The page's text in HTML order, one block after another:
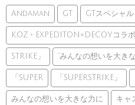
Andaman GT GTスペシャル
KOZ・EXPEDITON×DECOYコラ
STRIKE」 ”みんなの想いを大き
「SUPER 「SUPERSTRIKE」
みんなの想いを大きな力に キャ